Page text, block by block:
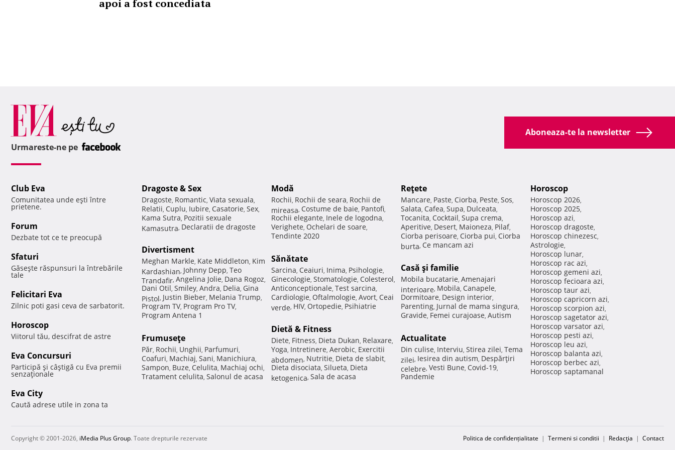
apoi a fost concediata
Aboneaza-te la newsletter
Urmareste-ne pe
Club Eva
Comunitatea unde eşti între
prietene.
Forum
Dezbate tot ce te preocupă
Sfaturi
Găseşte răspunsuri la întrebările
tale
Felicitari Eva
Zilnic poti gasi ceva de sarbatorit.
Horoscop
Viitorul tău, descifrat de astre
Eva Concursuri
Participă şi câştigă cu Eva premii
senzaţionale
Eva City
Caută adrese utile in zona ta
Dragoste & Sex
Dragoste, Romantic, Viata sexuala,
Relatii, Cuplu, Iubire, Casatorie, Sex,
Kama Sutra, Pozitii sexuale
Kamasutra, Declaratii de dragoste
Divertisment
Meghan Markle, Kate Middleton, Kim
Kardashian, Johnny Depp, Teo
Trandafir, Angelina Jolie, Dana Rogoz,
Dani Otil, Smiley, Andra, Delia, Gina
Pistol, Justin Bieber, Melania Trump,
Program TV, Program Pro TV,
Program Antena 1
Frumuseţe
Păr, Rochii, Unghii, Parfumuri,
Coafuri, Machiaj, Sani, Manichiura,
Sampon, Buze, Celulita, Machiaj ochi,
Tratament celulita, Salonul de acasa
Modă
Rochii, Rochii de seara, Rochii de
mireasa, Costume de baie, Pantofi,
Rochii elegante, Inele de logodna,
Verighete, Ochelari de soare,
Tendinte 2020
Sănătate
Sarcina, Ceaiuri, Inima, Psihologie,
Ginecologie, Stomatologie, Colesterol,
Anticonceptionale, Test sarcina,
Cardiologie, Oftalmologie, Avort, Ceai
verde, HIV, Ortopedie, Psihiatrie
Dietă & Fitness
Diete, Fitness, Dieta Dukan, Relaxare,
Yoga, Intretinere, Aerobic, Exercitii
abdomen, Nutritie, Dieta de slabit,
Dieta disociata, Silueta, Dieta
ketogenica, Sala de acasa
Reţete
Mancare, Paste, Ciorba, Peste, Sos,
Salata, Cafea, Supa, Dulceata,
Tocanita, Cocktail, Supa crema,
Aperitive, Desert, Maioneza, Pilaf,
Ciorba perisoare, Ciorba pui, Ciorba
burta, Ce mancam azi
Casă şi familie
Mobila bucatarie, Amenajari
interioare, Mobila, Canapele,
Dormitoare, Design interior,
Parenting, Jurnal de mama singura,
Gravide, Femei curajoase, Autism
Actualitate
Din culise, Interviu, Stirea zilei, Tema
zilei, Iesirea din autism, Despărţiri
celebre, Vesti Bune, Covid-19,
Pandemie
Horoscop
Horoscop 2026,
Horoscop 2025,
Horoscop azi,
Horoscop dragoste,
Horoscop chinezesc,
Astrologie,
Horoscop lunar,
Horoscop rac azi,
Horoscop gemeni azi,
Horoscop fecioara azi,
Horoscop taur azi,
Horoscop capricorn azi,
Horoscop scorpion azi,
Horoscop sagetator azi,
Horoscop varsator azi,
Horoscop pesti azi,
Horoscop leu azi,
Horoscop balanta azi,
Horoscop berbec azi,
Horoscop saptamanal
Copyright © 2001-2026, iMedia Plus Group. Toate drepturile rezervate Politica de confidențialitate | Termeni si conditii | Redacţia | Contact